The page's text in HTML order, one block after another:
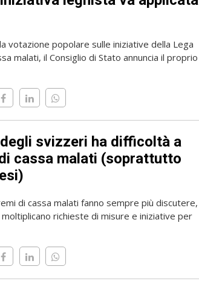
votazione popolare sulle iniziative della Lega
malati, il Consiglio di Stato annuncia il proprio
svizzeri ha difficoltà a
cassa malati (soprattutto
di cassa malati fanno sempre più discutere,
richieste di misure e iniziative per